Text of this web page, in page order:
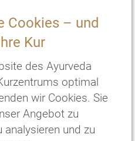
Cookies – und
Kur
des Ayurveda
optimal
wir Cookies. Sie
Angebot zu
analysieren und zu
zwei Einzelbetten
13Nächte*